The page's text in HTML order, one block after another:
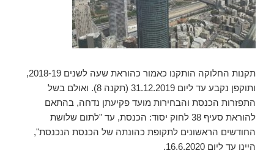
תקנות החלוקה הותקנו כאמור כהוראת שעה לשנים 2018-19,
ותוקפן נקבע עד ליום 31.12.2019 (תקנה 8). ואולם בשל
התפזרות הכנסת והבחירות מועד פקיעתן נדחה, בהתאם
להוראת סעיף 38 לחוק יסוד: הכנסת, עד "לתום שלושת
החודשים הראשונים לתקופת כהונתה של הכנסת הנכנסת",
היינו עד ליום 16.6.2020.